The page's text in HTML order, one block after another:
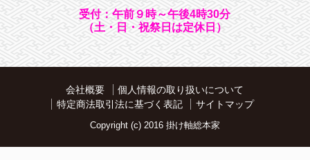
受付：午前９時～午後4時30分
（土・日・祝祭日は定休日）
会社概要
個人情報の取り扱いについて
特定商法取引法に基づく表記
サイトマップ
Copyright (c) 2016 掛け軸総本家